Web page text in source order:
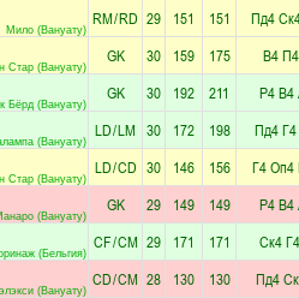
Мило (Вануату)
RM/RD 29 151 151 Пд4
Стар (Вануату)
GK 30 159 175 В4П4
Бёрд (Вануату)
GK 30 192 211 Р4В4
(Вануату)
LD/LM 30 172 198 Пд4Г4
Стар (Вануату)
LD/CD 30 146 156 Г4Оп4
(Вануату)
GK 29 149 149 Р4В4
(Бельгия)
CF/CM 29 171 171 Ск4Г4
(Вануату)
CD/CM 28 130 130 Пд4